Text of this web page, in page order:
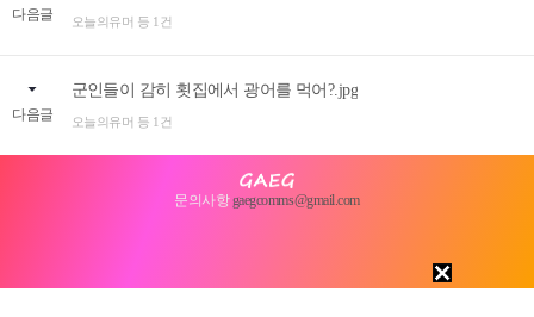
다음글 오늘의유머 등 1건
다음글
군인들이 감히 횟집에서 광어를 먹어?.jpg
오늘의유머 등 1건
문의사항gaegcomms@gmail.com